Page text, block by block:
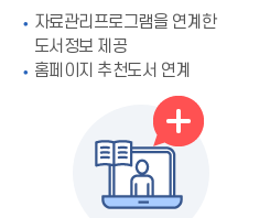
자료관리프로그램을 연계한
도서정보 제공
홈페이지 추천도서 연계